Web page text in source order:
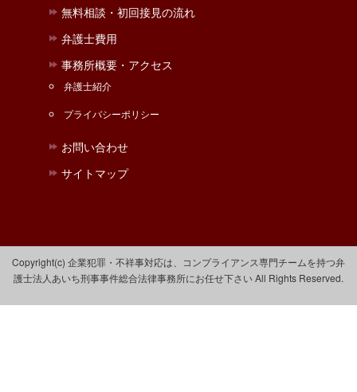
無料相談・初回接見の流れ
弁護士費用
事務所概要・アクセス
弁護士紹介
プライバシーポリシー
お問い合わせ
サイトマップ
Copyright(c) 企業犯罪・不祥事対応は、コンプライアンス専門チームを持つ弁
護士法人あいち刑事事件総合法律事務所にお任せ下さい All Rights Reserved.